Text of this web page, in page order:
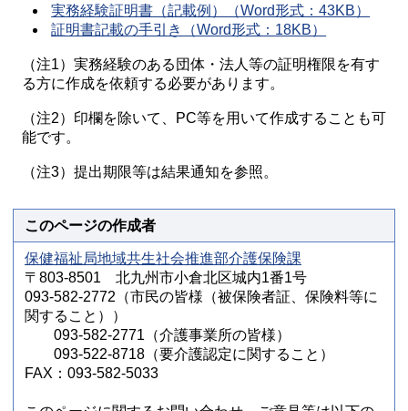
実務経験証明書（記載例）（Word形式：43KB）
証明書記載の手引き（Word形式：18KB）
（注1）実務経験のある団体・法人等の証明権限を有す
る方に作成を依頼する必要があります。
（注2）印欄を除いて、PC等を用いて作成することも可
能です。
（注3）提出期限等は結果通知を参照。
このページの作成者
保健福祉局地域共生社会推進部介護保険課
〒803-8501 北九州市小倉北区城内1番1号
093-582-2772（市民の皆様（被保険者証、保険料等に
関すること））
093-582-2771（介護事業所の皆様）
093-522-8718（要介護認定に関すること）
FAX：093-582-5033